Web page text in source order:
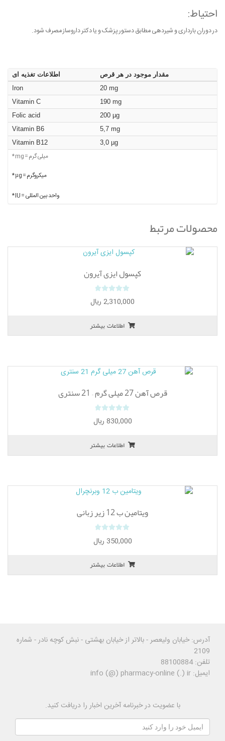
احتیاط:
در دوران بارداری و شیردهی مطابق دستور پزشک و یا دکتر داروساز مصرف شود.
اطلاعات تغذیه ای
مقدار موجود در هر قرص
Iron
20 mg
Vitamin C
190 mg
Folic acid
200 µg
Vitamin B6
5,7 mg
Vitamin B12
3,0 µg
* mg = میلی گرم
* µg = میکروگرم
* IU = واحد بین المللی
محصولات مرتبط
کپسول ایزی آیرون
t
o
2,310,000 ریال
اطلاعات بیشتر
قرص آهن 27 میلی گرم – 21 سنتری
t
o
830,000 ریال
اطلاعات بیشتر
ویتامین ب 12 زیر زبانی
t
o
350,000 ریال
اطلاعات بیشتر
آدرس: خیابان ولیعصر - بالاتر از خیابان بهشتی - نبش کوچه نادر - شماره
2109
تلفن: 88100884
ایمیل: info (@) pharmacy-online (.) ir
با عضویت در خبرنامه آخرین اخبار را دریافت کنید.